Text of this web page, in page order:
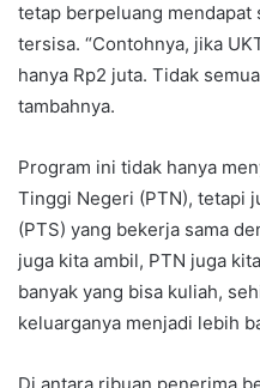
tetap berpeluang
tersisa. “Contohnya, jika
hanya Rp2 juta. Tidak
tambahnya.
Program ini tidak hanya
Tinggi Negeri (PTN), tetapi
(PTS) yang bekerja sama
juga kita ambil, PTN juga
banyak yang bisa kuliah,
keluarganya menjadi lebih